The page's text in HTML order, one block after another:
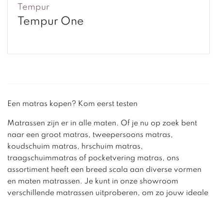
Tempur
Tempur One
Een matras kopen? Kom eerst testen
Matrassen zijn er in alle maten. Of je nu op zoek bent
naar een groot matras, tweepersoons matras,
koudschuim matras, hrschuim matras,
traagschuimmatras of pocketvering matras, ons
assortiment heeft een breed scala aan diverse vormen
en maten matrassen. Je kunt in onze showroom
verschillende matrassen uitproberen, om zo jouw ideale